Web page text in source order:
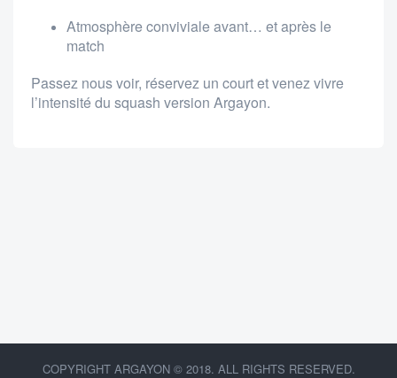
Atmosphère conviviale avant… et après le
match
Passez nous voir, réservez un court et venez vivre
l’intensité du squash version Argayon.
COPYRIGHT ARGAYON © 2018. ALL RIGHTS RESERVED.